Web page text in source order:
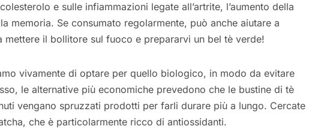
e sulle infiammazioni legate all’artrite, l’aumento della
memoria. Se consumato regolarmente, può anche aiutare a
mettere il bollitore sul fuoco e prepararvi un bel tè verde!
vivamente di optare per quello biologico, in modo da evitare
le alternative più economiche prevedono che le bustine di tè
vengano spruzzati prodotti per farli durare più a lungo. Cercate
che è particolarmente ricco di antiossidanti.